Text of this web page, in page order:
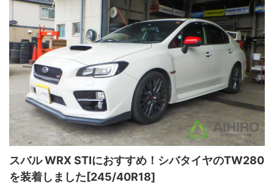
スバル WRX STIにおすすめ！シバタイヤのTW280
を装着しました[245/40R18]